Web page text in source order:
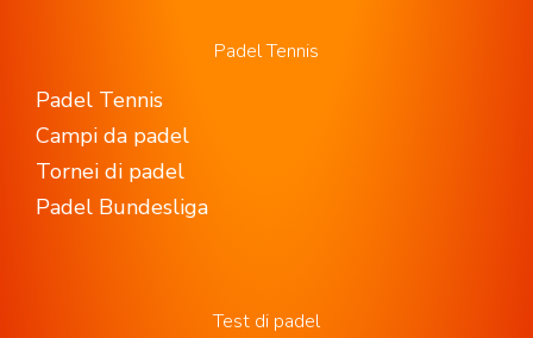
Padel Tennis
Padel Tennis
Campi da padel
Tornei di padel
Padel Bundesliga
Test di padel